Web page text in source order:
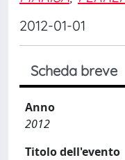
2012-01-01
Scheda breve
Anno
2012
Titolo dell'evento